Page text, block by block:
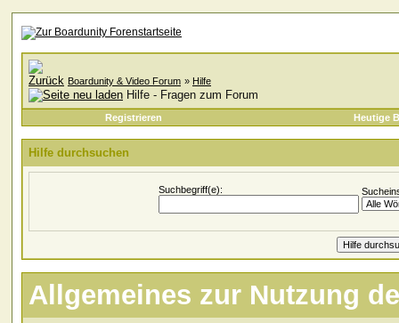
Boardunity & Video Forum » Hilfe
Hilfe - Fragen zum Forum
Registrieren Heutige
Hilfe durchsuchen
Suchbegriff(e):
Allgemeines zur Nutzung